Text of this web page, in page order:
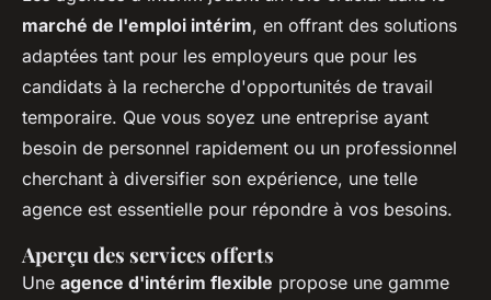
marché de l'emploi intérim, en offrant des solutions
adaptées tant pour les employeurs que pour les
candidats à la recherche d'opportunités de travail
temporaire. Que vous soyez une entreprise ayant
besoin de personnel rapidement ou un professionnel
cherchant à diversifier son expérience, une telle
agence est essentielle pour répondre à vos besoins.
Aperçu des services offerts
Une agence d'intérim flexible propose une gamme